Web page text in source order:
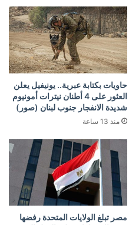
حاويات بكتابة عبرية.. يونيفيل يعلن
العثور على 4 أطنان نيترات أمونيوم
شديدة الانفجار جنوب لبنان (صور)
منذ 13 ساعة
مصر تبلغ الولايات المتحدة رفضها